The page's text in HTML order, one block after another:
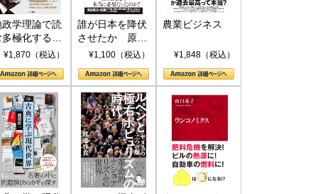
政学理論で読
多極化する世
トランプと
¥1,870（税込）
誰が日本を降伏
させたか 原爆
投下、ソ連参
(PHP新書)
¥1,100（税込）
農業ビジネス
¥1,848（税込）